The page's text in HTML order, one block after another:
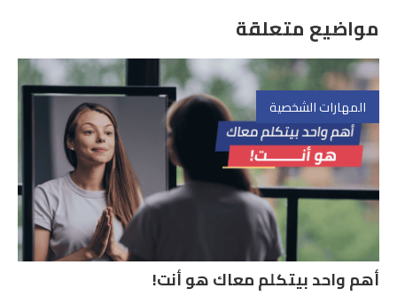
مواضيع متعلقة
المهارات الشخصية
أهم واحد بيتكلم معاك هو أنت!